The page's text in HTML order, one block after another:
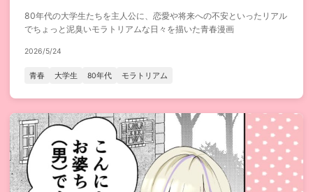
80年代の大学生たちを主人公に、恋愛や将来への不安といったリアル
でちょっと泥臭いモラトリアムな日々を描いた青春漫画
2026/5/24
青春 大学生 80年代 モラトリアム